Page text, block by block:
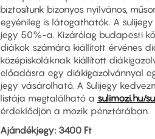
biztosítunk bizonyos nyilvános,
egyénileg is látogathatók. A
jegy 50%-a. Kizárólag budapesti
diákok számára kiállított érvénes
középiskoláknak kiállított
előadásra egy diákigazolvánnyal
jegy vásárolható. A Sulijegy
listája megtalálható a sulimozi.hu/
érdeklődjön a mozik pénztárában.
Ajándékjegy: 3400 Ft